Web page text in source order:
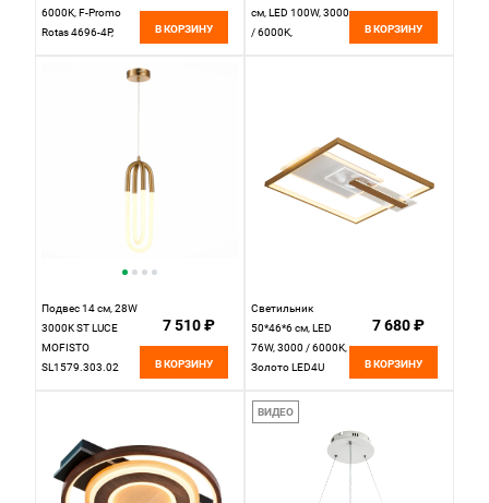
6000K, F-Promo
Rotas 4696-4P,
В КОРЗИНУ
см, LED 100W, 3000
/ 6000K,
В КОРЗИНУ
Подвес 14 см, 28W
3000K ST LUCE
MOFISTO
SL1579.303.02
7 510 ₽
В КОРЗИНУ
Светильник
50*46*6 см, LED
76W, 3000 / 6000K,
Золото LED4U
7 680 ₽
В КОРЗИНУ
ВИДЕО